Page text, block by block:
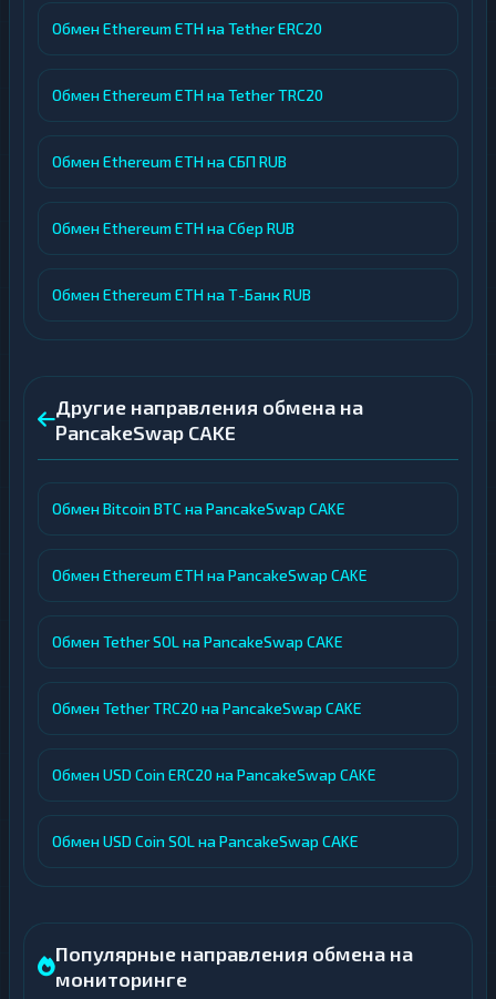
Обмен Ethereum ETH на Tether ERC20
Обмен Ethereum ETH на Tether TRC20
Обмен Ethereum ETH на СБП RUB
Обмен Ethereum ETH на Сбер RUB
Обмен Ethereum ETH на Т-Банк RUB
Другие направления обмена на
PancakeSwap CAKE
Обмен Bitcoin BTC на PancakeSwap CAKE
Обмен Ethereum ETH на PancakeSwap CAKE
Обмен Tether SOL на PancakeSwap CAKE
Обмен Tether TRC20 на PancakeSwap CAKE
Обмен USD Coin ERC20 на PancakeSwap CAKE
Обмен USD Coin SOL на PancakeSwap CAKE
Популярные направления обмена на
мониторинге